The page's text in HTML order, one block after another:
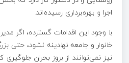
اجرا و بهره‌برداری رسیده‌اند.
با وجود این اقدامات گسترده، اگر
خانوار و جامعه نهادینه نشود، حتی